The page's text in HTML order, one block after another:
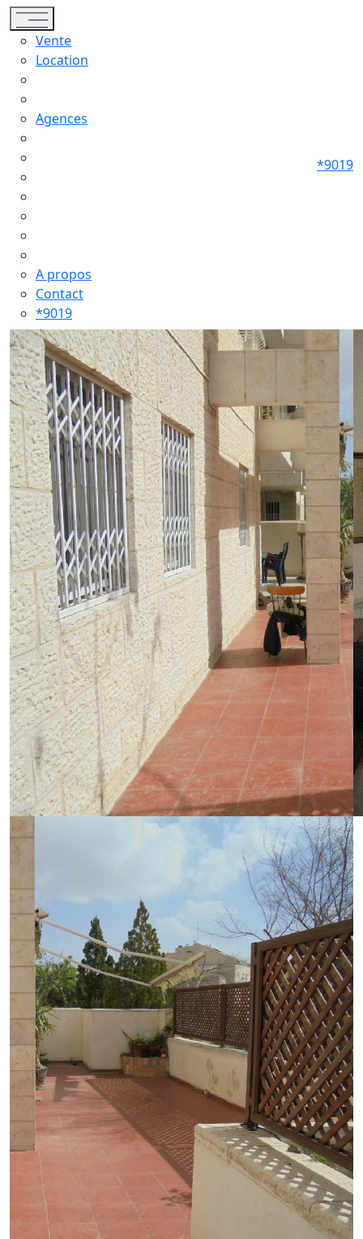
Toggle navigation
Vente
Location
Agences
A propos
Contact
*9019
*9019